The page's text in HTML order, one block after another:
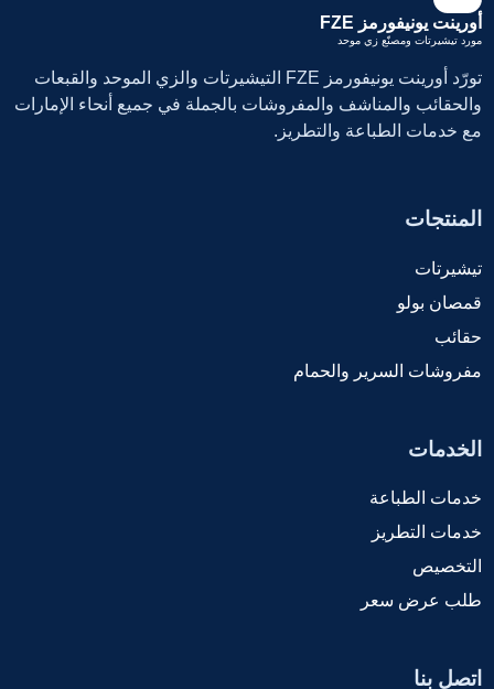
أورينت يونيفورمز FZE
مورد تيشيرتات ومصنّع زي موحد
تورّد أورينت يونيفورمز FZE التيشيرتات والزي الموحد والقبعات
والحقائب والمناشف والمفروشات بالجملة في جميع أنحاء الإمارات
مع خدمات الطباعة والتطريز.
المنتجات
تيشيرتات
قمصان بولو
حقائب
مفروشات السرير والحمام
الخدمات
خدمات الطباعة
خدمات التطريز
التخصيص
طلب عرض سعر
اتصل بنا